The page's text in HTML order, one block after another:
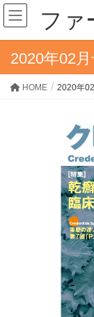
ファ
2020年02
HOME 2020年